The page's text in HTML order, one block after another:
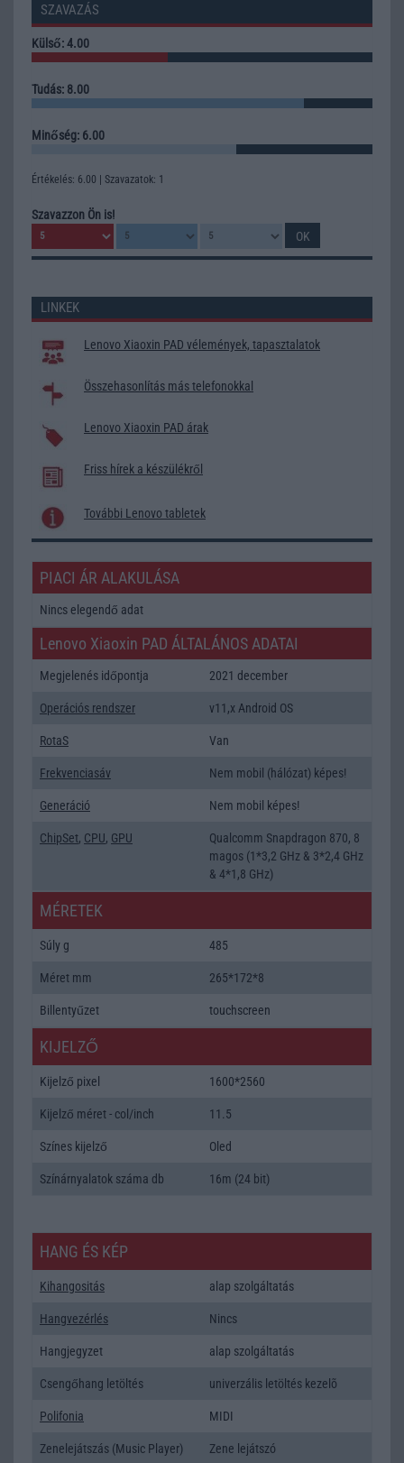
SZAVAZÁS
Külső: 4.00
Tudás: 8.00
Minőség: 6.00
Értékelés: 6.00 | Szavazatok: 1
Szavazzon Ön is!
LINKEK
Lenovo Xiaoxin PAD vélemények, tapasztalatok
Összehasonlítás más telefonokkal
Lenovo Xiaoxin PAD árak
Friss hírek a készülékről
További Lenovo tabletek
PIACI ÁR ALAKULÁSA
Nincs elegendő adat
Lenovo Xiaoxin PAD ÁLTALÁNOS ADATAI
Megjelenés időpontja 2021 december
Operációs rendszer v11,x Android OS
RotaS Van
Frekvenciasáv Nem mobil (hálózat) képes!
Generáció Nem mobil képes!
ChipSet, CPU, GPU
Qualcomm Snapdragon 870, 8
magos (1*3,2 GHz & 3*2,4 GHz
& 4*1,8 GHz)
MÉRETEK
Súly g 485
Méret mm 265*172*8
Billentyűzet touchscreen
KIJELZŐ
Kijelző pixel 1600*2560
Kijelző méret - col/inch 11.5
Színes kijelző Oled
Színárnyalatok száma db 16m (24 bit)
HANG ÉS KÉP
Kihangositás alap szolgáltatás
Hangvezérlés Nincs
Hangjegyzet alap szolgáltatás
Csengőhang letöltés univerzális letöltés kezelõ
Polifonia MIDI
Zenelejátszás (Music Player) Zene lejátszó